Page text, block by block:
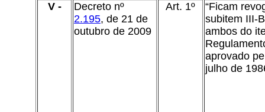
V -
Decreto nº
2.195, de 21 de
outubro de 2009
Art. 1º
“Ficam
subitem III-
ambos do
aprovado
julho de